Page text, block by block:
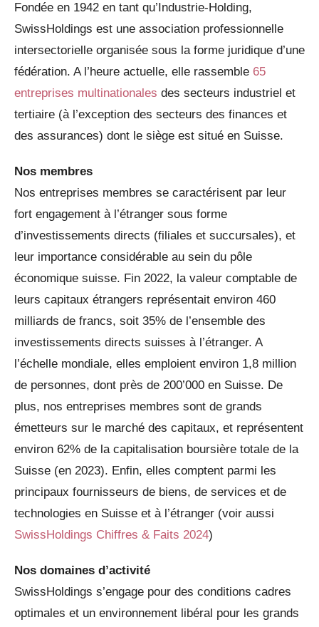
Fondée en 1942 en tant qu’Industrie-Holding,
SwissHoldings est une association professionnelle
intersectorielle organisée sous la forme juridique d’une
fédération. A l’heure actuelle, elle rassemble 65
entreprises multinationales des secteurs industriel et
tertiaire (à l’exception des secteurs des finances et
des assurances) dont le siège est situé en Suisse.
Nos membres
Nos entreprises membres se caractérisent par leur
fort engagement à l’étranger sous forme
d’investissements directs (filiales et succursales), et
leur importance considérable au sein du pôle
économique suisse. Fin 2022, la valeur comptable de
leurs capitaux étrangers représentait environ 460
milliards de francs, soit 35% de l’ensemble des
investissements directs suisses à l’étranger. A
l’échelle mondiale, elles emploient environ 1,8 million
de personnes, dont près de 200’000 en Suisse. De
plus, nos entreprises membres sont de grands
émetteurs sur le marché des capitaux, et représentent
environ 62% de la capitalisation boursière totale de la
Suisse (en 2023). Enfin, elles comptent parmi les
principaux fournisseurs de biens, de services et de
technologies en Suisse et à l’étranger (voir aussi
SwissHoldings Chiffres & Faits 2024)
Nos domaines d’activité
SwissHoldings s’engage pour des conditions cadres
optimales et un environnement libéral pour les grands